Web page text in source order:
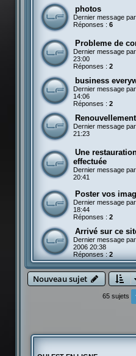
photos
Dernier message par
Réponses : 6
Probleme de
Dernier message par
23:00
Réponses : 2
business
Dernier message par
14:06
Réponses : 2
Dernier message par
21:23
Une
effectuée
Dernier message par
20:41
Poster vos
Dernier message par
18:44
Réponses : 2
Arrivé sur ce
Dernier message par
2006 20:38
Réponses : 2
Nouveau sujet
65 sujets